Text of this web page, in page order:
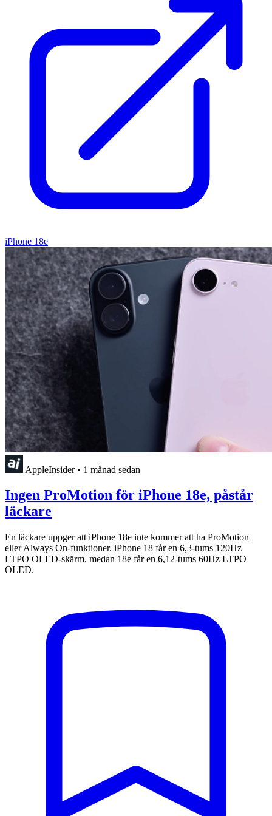
iPhone 18e
AppleInsider • 1 månad sedan
Ingen ProMotion för iPhone 18e, påstår
läckare
En läckare uppger att iPhone 18e inte kommer att ha ProMotion
eller Always On-funktioner. iPhone 18 får en 6,3-tums 120Hz
LTPO OLED-skärm, medan 18e får en 6,12-tums 60Hz LTPO
OLED.